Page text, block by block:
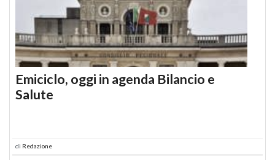
Emiciclo, oggi in agenda Bilancio e
Salute
di Redazione